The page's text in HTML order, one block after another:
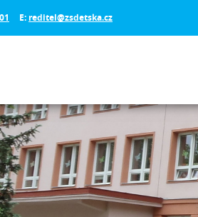
E: reditel@zsdetska.cz